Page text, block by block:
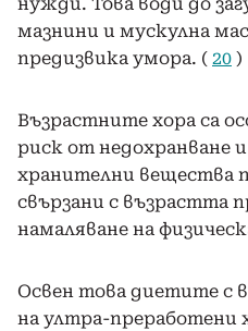
мазнини и мускулна
предизвика умора. ( 20 )
Възрастните хора са
риск от недохранване
хранителни вещества
свързани с възрастта
намаляване на
Освен това диетите с
на ултра-преработени